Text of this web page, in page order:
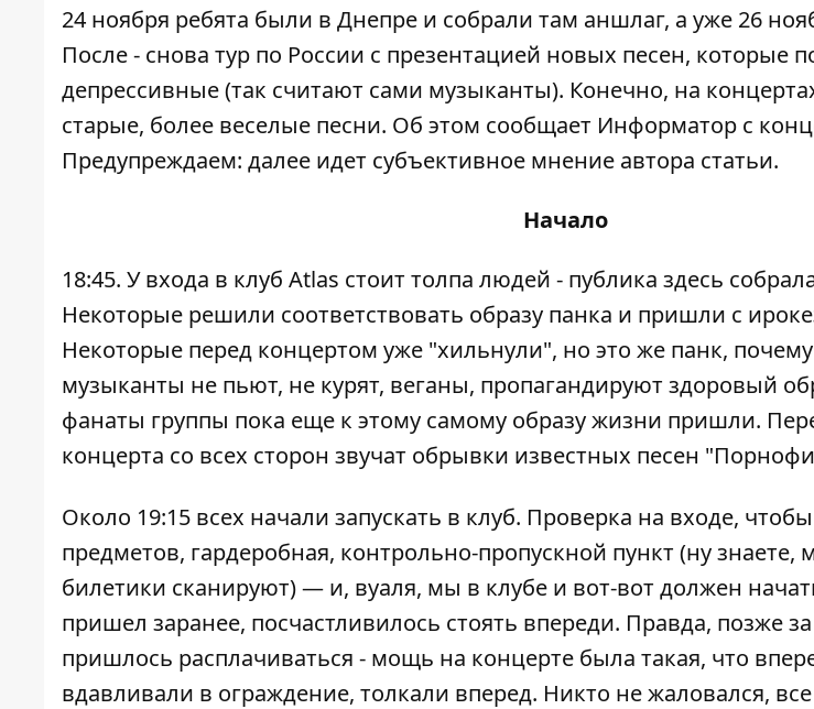
24 ноября ребята были в Днепре и собрали там аншлаг, а уже 26
После - снова тур по России с презентацией новых песен, которые
депрессивные (так считают сами музыканты). Конечно, на
старые, более веселые песни. Об этом сообщает Информатор с
Предупреждаем: далее идет субъективное мнение автора статьи.
Начало
18:45. У входа в клуб Atlas стоит толпа людей - публика здесь
Некоторые решили соответствовать образу панка и пришли с
Некоторые перед концертом уже "хильнули", но это же панк,
музыканты не пьют, не курят, веганы, пропагандируют здоровый
фанаты группы пока еще к этому самому образу жизни пришли.
концерта со всех сторон звучат обрывки известных песен
Около 19:15 всех начали запускать в клуб. Проверка на входе,
предметов, гардеробная, контрольно-пропускной пункт (ну знаете,
билетики сканируют) — и, вуаля, мы в клубе и вот-вот должен
пришел заранее, посчастливилось стоять впереди. Правда, позже
пришлось расплачиваться - мощь на концерте была такая, что
вдавливали в ограждение, толкали вперед. Никто не жаловался,